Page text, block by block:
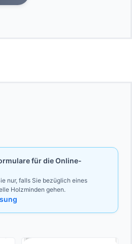
für die Online-
nur, falls Sie bezüglich eines
Holzminden gehen.